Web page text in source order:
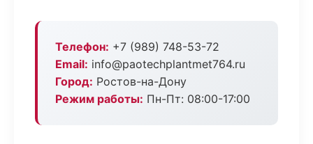
Телефон: +7 (989) 748-53-72
Email: info@paotechplantmet764.ru
Город: Ростов-на-Дону
Режим работы: Пн-Пт: 08:00-17:00